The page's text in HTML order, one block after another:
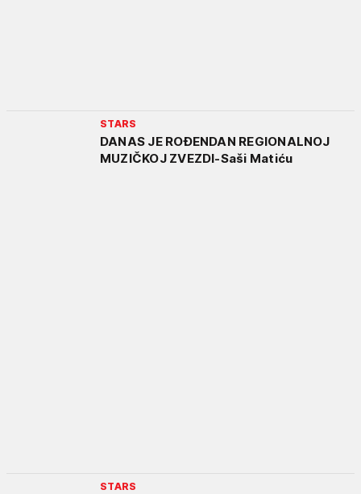
STARS
DANAS JE ROĐENDAN REGIONALNOJ
MUZIČKOJ ZVEZDI-Saši Matiću
STARS